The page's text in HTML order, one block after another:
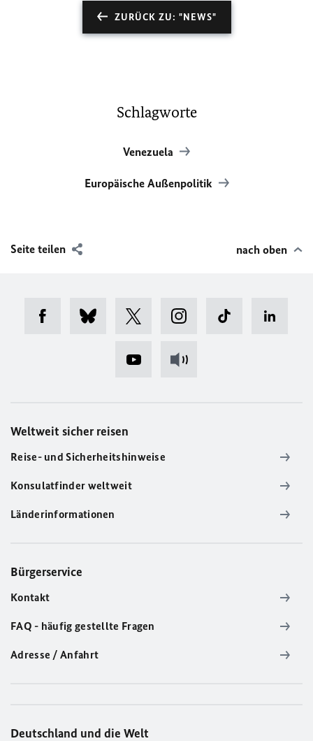
ZURÜCK ZU: "NEWS"
Schlagworte
Venezuela
Europäische Außenpolitik
Seite teilen nach oben
Weltweit sicher reisen
Reise- und Sicherheitshinweise
Konsulatfinder weltweit
Länderinformationen
Bürgerservice
Kontakt
FAQ - häufig gestellte Fragen
Adresse / Anfahrt
Deutschland und die Welt